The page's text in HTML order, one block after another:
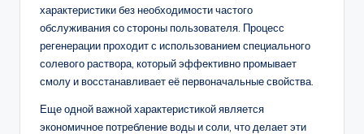
характеристики без необходимости частого
обслуживания со стороны пользователя. Процесс
регенерации проходит с использованием специального
солевого раствора, который эффективно промывает
смолу и восстанавливает её первоначальные свойства.
Еще одной важной характеристикой является
экономичное потребление воды и соли, что делает эти